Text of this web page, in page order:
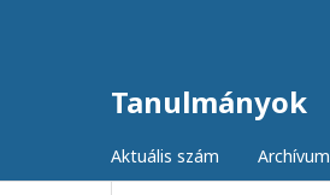
Tanulmányok
Aktuális szám Archívum